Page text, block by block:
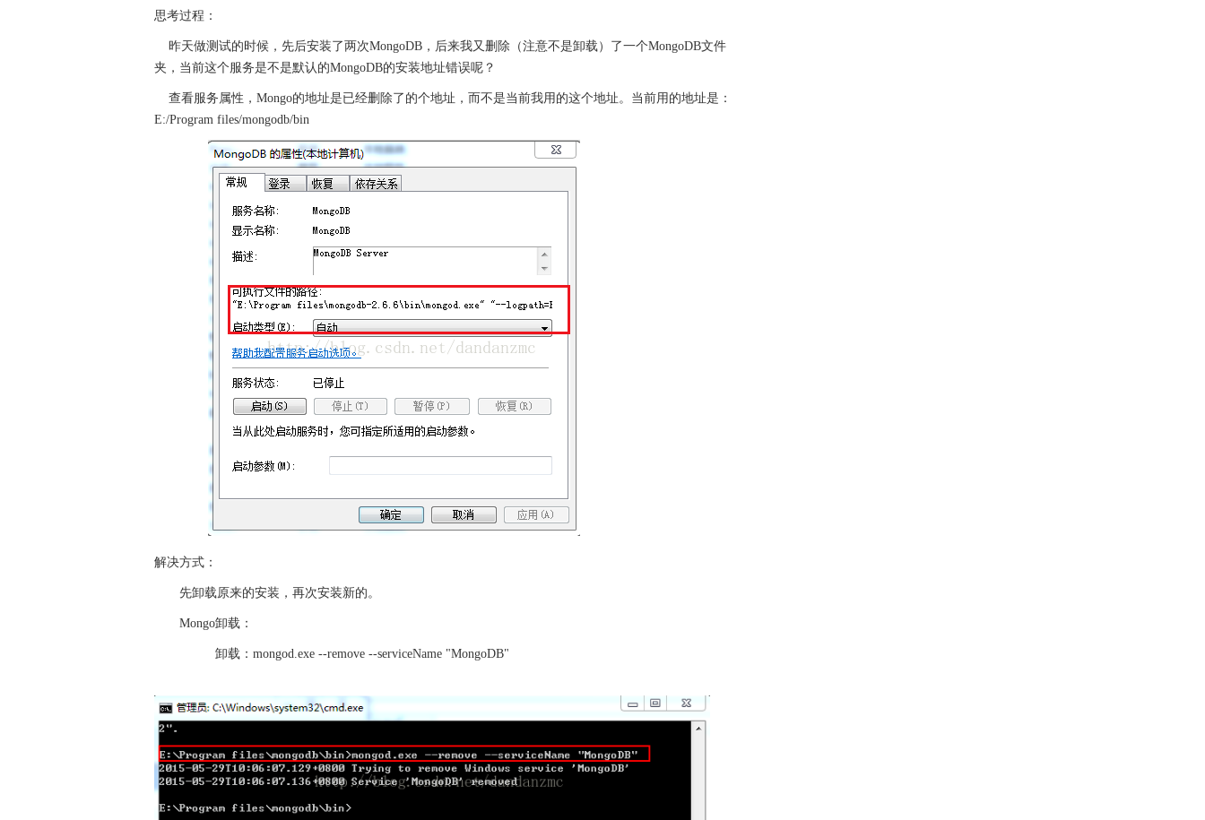
思考过程：
昨天做测试的时候，先后安装了两次MongoDB，后来我又删除（注意不是卸载）了一个MongoDB文件
夹，当前这个服务是不是默认的MongoDB的安装地址错误呢？
查看服务属性，Mongo的地址是已经删除了的个地址，而不是当前我用的这个地址。当前用的地址是：
E:/Program files/mongodb/bin
解决方式：
先卸载原来的安装，再次安装新的。
Mongo卸载：
卸载：mongod.exe --remove --serviceName "MongoDB"